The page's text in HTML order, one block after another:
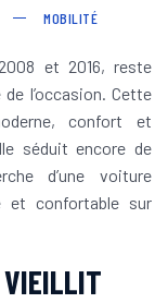
MOBILITÉ
et 2016, reste
l’occasion. Cette
confort et
séduit encore de
d’une voiture
et confortable sur
VIEILLIT